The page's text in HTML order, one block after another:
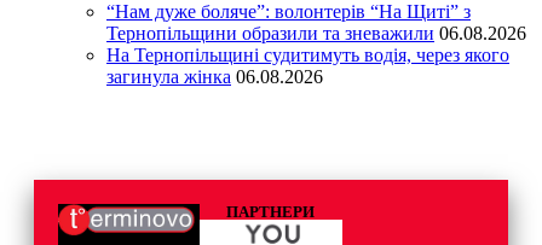
“Нам дуже боляче”: волонтерів “На Щиті” з
Тернопільщини образили та зневажили 06.08.2026
На Тернопільщині судитимуть водія, через якого
загинула жінка 06.08.2026
ПАРТНЕРИ